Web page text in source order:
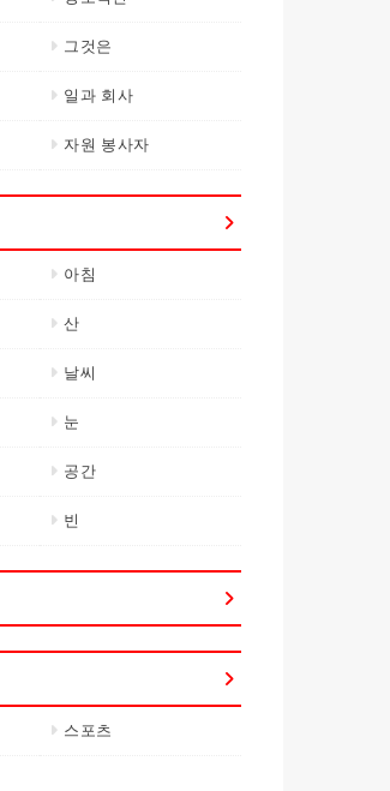
그것은
일과 회사
자원 봉사자
아침
산
날씨
눈
공간
빈
스포츠